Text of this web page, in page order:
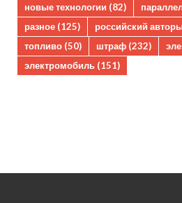
новые технологии (82)
разное (125) российский
топливо (50) штраф (232)
электромобиль (151)